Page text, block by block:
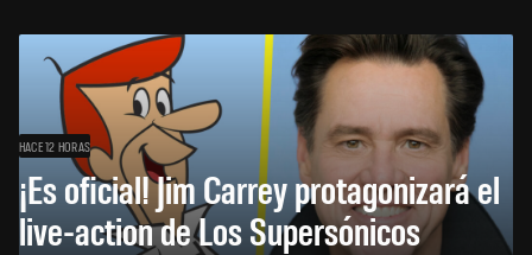
HACE 12 HORAS
¡Es oficial! Jim Carrey protagonizará el
live-action de Los Supersónicos